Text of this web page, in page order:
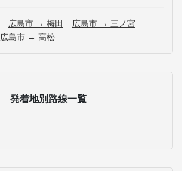
広島市 → 梅田
広島市 → 三ノ宮
広島市 → 高松
発着地別路線一覧